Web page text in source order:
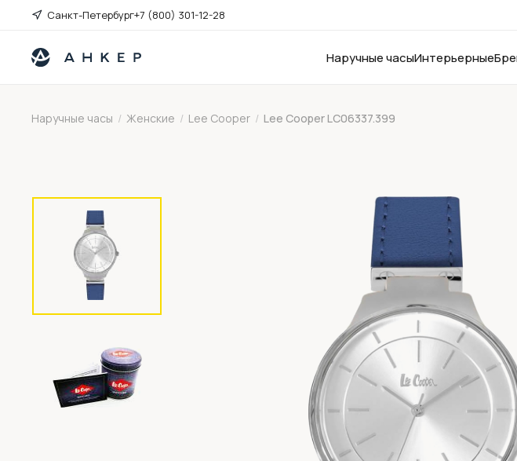
Санкт-Петербург+7 (800) 301-12-28
Наручные часыИнтерьерные
Наручные часы / Женские / Lee Cooper / Lee Cooper LC06337.399